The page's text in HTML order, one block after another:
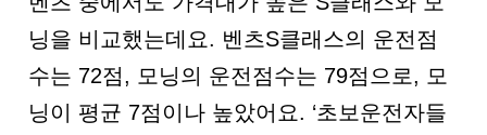
닝을 비교했는데요. 벤츠S클래스의 운전점
수는 72점, 모닝의 운전점수는 79점으로, 모
닝이 평균 7점이나 높았어요. ‘초보운전자들